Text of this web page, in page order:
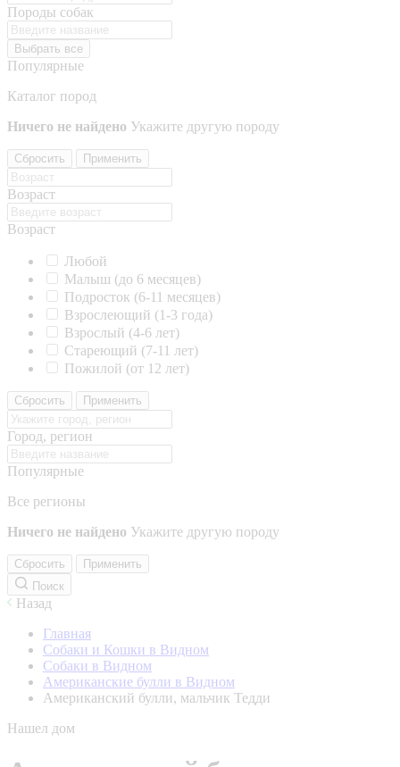
Породы собак
Выбрать все
Популярные
Каталог пород
Ничего не найдено Укажите другую породу
Сбросить Применить
Возраст
Возраст
Любой
Малыш (до 6 месяцев)
Подросток (6-11 месяцев)
Взрослеющий (1-3 года)
Взрослый (4-6 лет)
Стареющий (7-11 лет)
Пожилой (от 12 лет)
Сбросить Применить
Город, регион
Популярные
Все регионы
Ничего не найдено Укажите другую породу
Сбросить
Применить
Поиск
Назад
Главная
Собаки и Кошки в Видном
Собаки в Видном
Американские булли в Видном
Американский булли, мальчик Тедди
Нашел дом